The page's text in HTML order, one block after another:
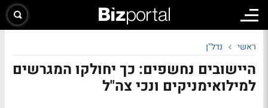
ראשי נדל"ן
היישובים נחשפים: כך יחולקו המגרשים
למילואימניקים ונכי צה"ל